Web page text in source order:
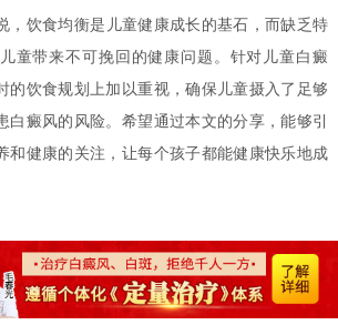
，饮食均衡是儿童健康成长的基石，而缺乏特
童带来不可挽回的健康问题。针对儿童白癜
的饮食规划上加以重视，确保儿童摄入了足够
白癜风的风险。希望通过本文的分享，能够引
和健康的关注，让每个孩子都能健康快乐地成